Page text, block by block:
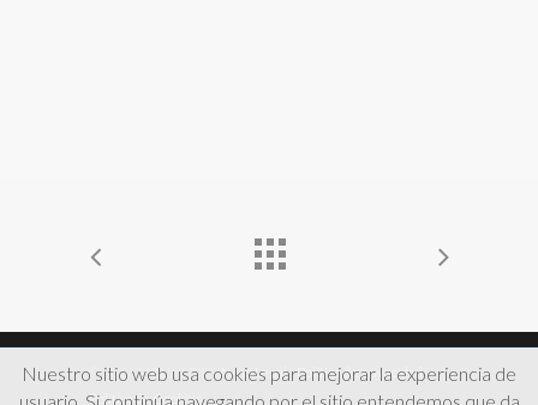
© 2026 MRUNNER -Aviso Legal-Política de privacidad-
Política de Cookies
Nuestro sitio web usa cookies para mejorar la experiencia de